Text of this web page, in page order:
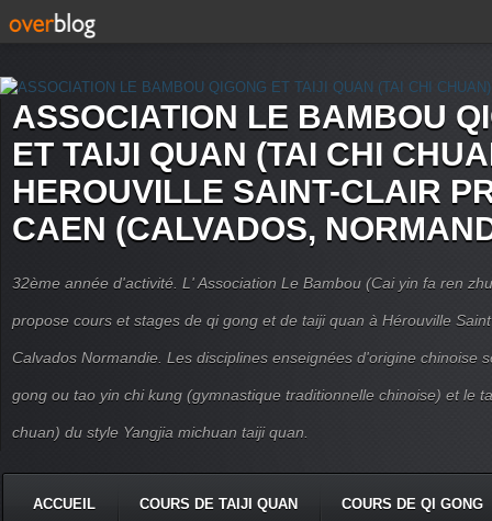
ASSOCIATION LE BAMBOU
ET TAIJI QUAN (TAI CHI
HEROUVILLE SAINT-CLAIR
CAEN (CALVADOS,
32ème année d'activité. L' Association Le Bambou (Cai yin fa ren
propose cours et stages de qi gong et de taiji quan à Hérouville
Calvados Normandie. Les disciplines enseignées d'origine chinoise
gong ou tao yin chi kung (gymnastique traditionnelle chinoise) et le
chuan) du style Yangjia michuan taiji quan.
ACCUEIL COURS DE TAIJI QUAN COURS DE QI GONG